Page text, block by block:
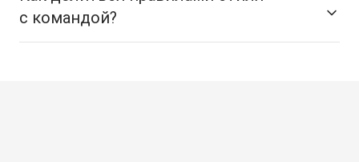
с командой?